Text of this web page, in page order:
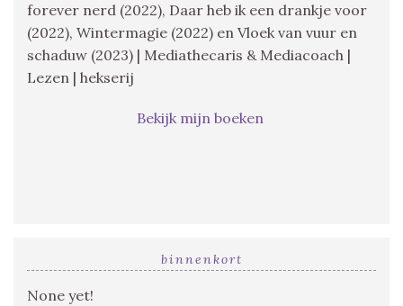
forever nerd (2022), Daar heb ik een drankje voor
(2022), Wintermagie (2022) en Vloek van vuur en
schaduw (2023) | Mediathecaris & Mediacoach |
Lezen | hekserij
Bekijk mijn boeken
binnenkort
None yet!